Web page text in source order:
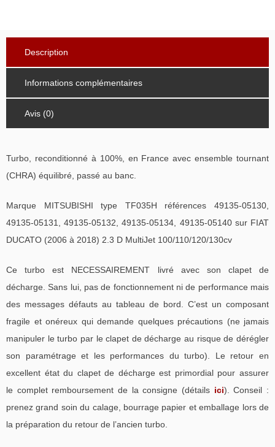
Description
Informations complémentaires
Avis (0)
Turbo, reconditionné à 100%, en France avec ensemble tournant
(CHRA) équilibré, passé au banc.
Marque MITSUBISHI type TF035H références 49135-05130,
49135-05131, 49135-05132, 49135-05134, 49135-05140 sur FIAT
DUCATO (2006 à 2018) 2.3 D MultiJet 100/110/120/130cv
Ce turbo est NECESSAIREMENT livré avec son clapet de
décharge. Sans lui, pas de fonctionnement ni de performance mais
des messages défauts au tableau de bord. C’est un composant
fragile et onéreux qui demande quelques précautions (ne jamais
manipuler le turbo par le clapet de décharge au risque de dérégler
son paramétrage et les performances du turbo). Le retour en
excellent état du clapet de décharge est primordial pour assurer
le complet remboursement de la consigne (détails ici). Conseil :
prenez grand soin du calage, bourrage papier et emballage lors de
la préparation du retour de l’ancien turbo.